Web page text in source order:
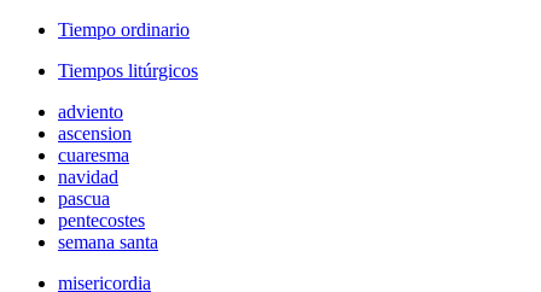
Tiempo ordinario
Tiempos litúrgicos
adviento
ascension
cuaresma
navidad
pascua
pentecostes
semana santa
misericordia